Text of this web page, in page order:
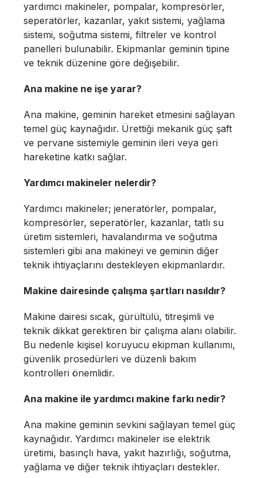
yardımcı makineler, pompalar, kompresörler,
seperatörler, kazanlar, yakıt sistemi, yağlama
sistemi, soğutma sistemi, filtreler ve kontrol
panelleri bulunabilir. Ekipmanlar geminin tipine
ve teknik düzenine göre değişebilir.
Ana makine ne işe yarar?
Ana makine, geminin hareket etmesini sağlayan
temel güç kaynağıdır. Ürettiği mekanik güç şaft
ve pervane sistemiyle geminin ileri veya geri
hareketine katkı sağlar.
Yardımcı makineler nelerdir?
Yardımcı makineler; jeneratörler, pompalar,
kompresörler, seperatörler, kazanlar, tatlı su
üretim sistemleri, havalandırma ve soğutma
sistemleri gibi ana makineyi ve geminin diğer
teknik ihtiyaçlarını destekleyen ekipmanlardır.
Makine dairesinde çalışma şartları nasıldır?
Makine dairesi sıcak, gürültülü, titreşimli ve
teknik dikkat gerektiren bir çalışma alanı olabilir.
Bu nedenle kişisel koruyucu ekipman kullanımı,
güvenlik prosedürleri ve düzenli bakım
kontrolleri önemlidir.
Ana makine ile yardımcı makine farkı nedir?
Ana makine geminin sevkini sağlayan temel güç
kaynağıdır. Yardımcı makineler ise elektrik
üretimi, basınçlı hava, yakıt hazırlığı, soğutma,
yağlama ve diğer teknik ihtiyaçları destekler.